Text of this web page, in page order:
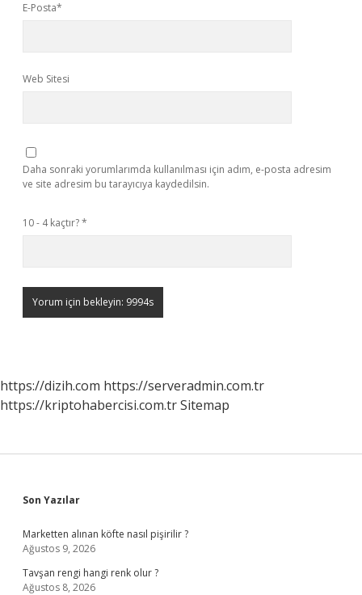
E-Posta*
Web Sitesi
Daha sonraki yorumlarımda kullanılması için adım, e-posta adresim
ve site adresim bu tarayıcıya kaydedilsin.
10 - 4 kaçtır?*
https://dizih.com https://serveradmin.com.tr
https://kriptohabercisi.com.trSitemap
Sidebar
Son Yazılar
Marketten alınan köfte nasıl pişirilir ?
Ağustos 9, 2026
Tavşan rengi hangi renk olur ?
Ağustos 8, 2026